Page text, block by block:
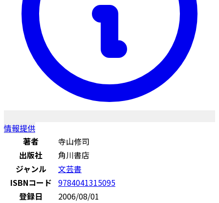
情報提供
著者
寺山修司
出版社
角川書店
ジャンル
文芸書
ISBNコード 9784041315095
登録日
2006/08/01